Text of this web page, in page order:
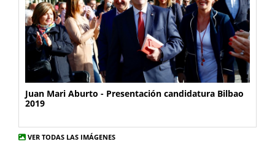
Juan Mari Aburto - Presentación candidatura Bilbao
2019
VER TODAS LAS IMÁGENES